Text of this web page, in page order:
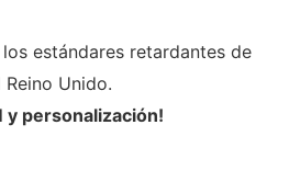
estándares retardantes de
Unido.
y personalización!